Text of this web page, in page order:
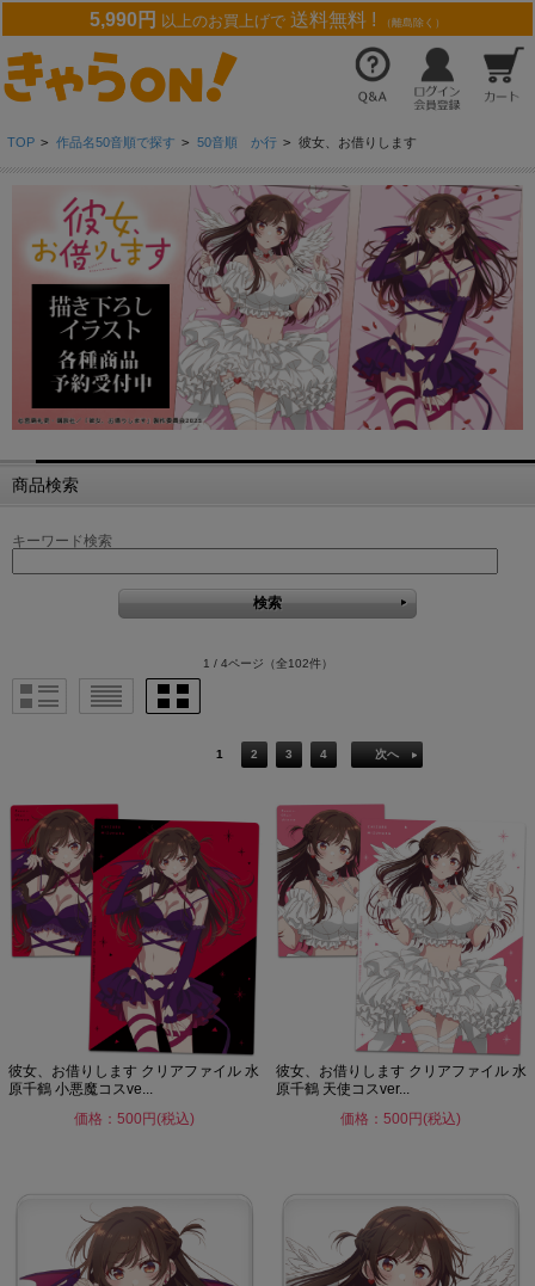
5,990円 以上のお買上げで 送料無料 ! （離島除く）
TOP > 作品名50音順で探す > 50音順 か行 > 彼女、お借りします
商品検索
キーワード検索
1 / 4ページ （全102件）
1 2 3 4 次へ
彼女、お借りします クリアファイル 水
原千鶴 小悪魔コスve...
価格：500円(税込)
彼女、お借りします クリアファイル 水
原千鶴 天使コスver...
価格：500円(税込)